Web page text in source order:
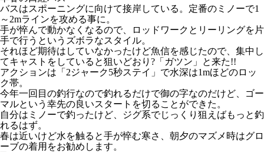
バスはスポーニングに向けて接岸している。定番のミノーで1
～2mラインを攻める事に。
手が悴んで動かなくなるので、ロッドワークとリーリングを片
手で行うというズボラなスタイル。
それほど期待はしていなかったけど魚信を感じたので、集中し
てキャストをしていると狙いどおり?「ガツン」と来た!!
アクションは「2ジャーク5秒ステイ」で水深は1mほどのロッ
ク帯。
今年一回目の釣行なので釣れるだけで御の字なのだけど、ゴー
マルという幸先の良いスタートを切ることができた。
自分はミノーで釣ったけど、ジグ系でじっくり狙えばもっと釣
れるはず。
春は近いけど水を触ると手が悴む寒さ、朝夕のマズメ時はグロ
ーブの着用をお勧めします。